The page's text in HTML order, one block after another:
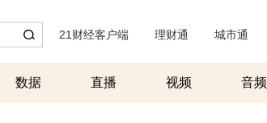
21财经客户端 理财通 城市通
数据 直播 视频 音频